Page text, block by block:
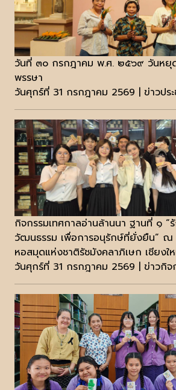
วันที่ ๓๐ กรกฎาคม พ.ศ. ๒๕๖๙ วันหยุ
พรรษา
วันศุกร์ที่ 31 กรกฎาคม 2569 | ข่าวปร
กิจกรรมเทศกาลอ่านล้านนา ฐานที่ ๑ “
วัฒนธรรม เพื่อการอนุรักษ์ที่ยั่งยืน” ณ
หอสมุดแห่งชาติรัชมังคลาภิเษก เชียงใ
วันศุกร์ที่ 31 กรกฎาคม 2569 | ข่าวกิจ